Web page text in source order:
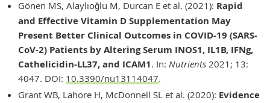
Gönen MS, Alaylıoğlu M, Durcan E et al. (2021): Rapid
and Effective Vitamin D Supplementation May
Present Better Clinical Outcomes in COVID-19 (SARS-
CoV-2) Patients by Altering Serum INOS1, IL1B, IFNg,
Cathelicidin-LL37, and ICAM1. In: Nutrients 2021; 13:
4047. DOI: 10.3390/nu13114047.
Grant WB, Lahore H, McDonnell SL et al. (2020): Evidence